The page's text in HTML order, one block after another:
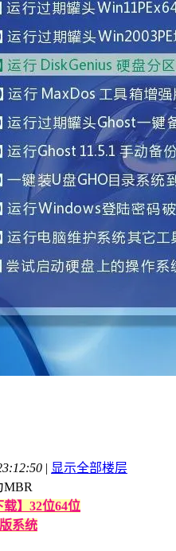
| 显示全部楼层
MBR
载】32位64位
系统